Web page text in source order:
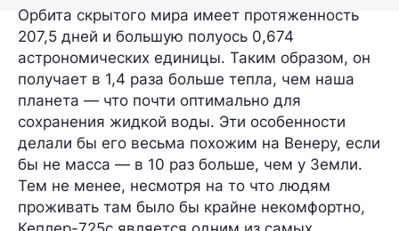
Орбита скрытого мира имеет протяженность
207,5 дней и большую полуось 0,674
астрономических единицы. Таким образом, он
получает в 1,4 раза больше тепла, чем наша
планета — что почти оптимально для
сохранения жидкой воды. Эти особенности
делали бы его весьма похожим на Венеру, если
бы не масса — в 10 раз больше, чем у Земли.
Тем не менее, несмотря на то что людям
проживать там было бы крайне некомфортно,